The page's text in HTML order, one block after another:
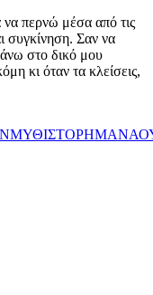
να περνώ μέσα από τις
συγκίνηση. Σαν να
στο δικό μου
κι όταν τα κλείσεις,
ΜΥΘΙΣΤΟΡΗΜΑ